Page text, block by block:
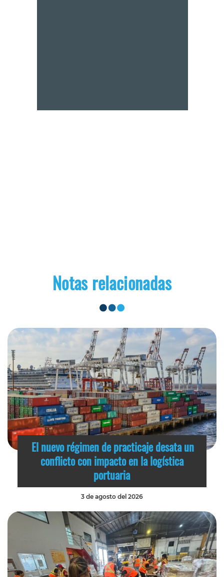
Notas relacionadas
El nuevo régimen de practicaje desata un
conflicto con impacto en la logística
portuaria
3 de agosto del 2026